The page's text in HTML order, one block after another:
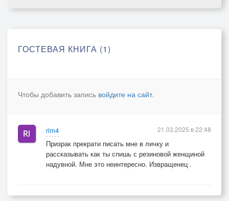
ГОСТЕВАЯ КНИГА (1)
Чтобы добавить запись войдите на сайт.
rim4
Призрак прекрати писать мне в личку и
рассказывать как ты спишь с резиновой женщиной
надувной. Мне это неинтересно. Извращенец .
21.03.2025 в 22:48